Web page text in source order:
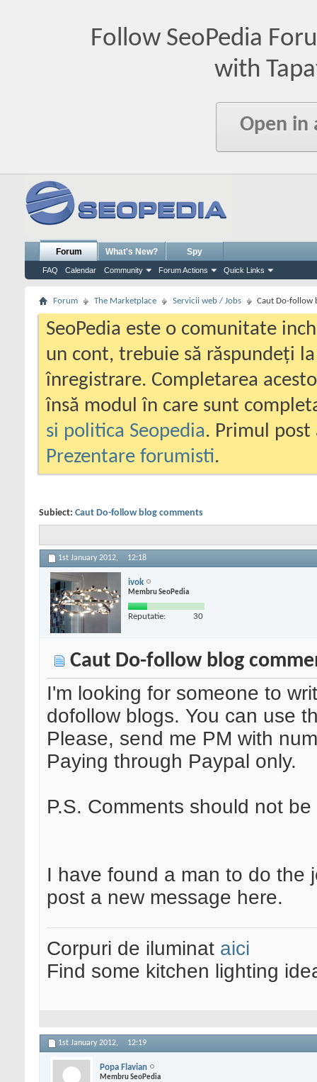
Follow SeoPedia
with
Open in
Forum
FAQ Calendar Community Forum Actions Quick Links
What's New? Spy
Forum The Marketplace Servicii web / Jobs Caut Do-follow
SeoPedia este o comunitate
un cont, trebuie să răspundeți
înregistrare. Completarea
însă modul în care sunt
si politica Seopedia. Primul
Prezentare forumisti.
Subiect: Caut Do-follow blog comments
1st January 2012, 12:18
ivok
Membru SeoPedia
Reputatie: 30
Caut Do-follow blog
I'm looking for someone to
dofollow blogs. You can use
Please, send me PM with
Paying through Paypal only.
P.S. Comments should not
I have found a man to do the
post a new message here.
Corpuri de iluminat aici
Find some kitchen lighting
1st January 2012, 12:19
Popa Flavian
Membru SeoPedia